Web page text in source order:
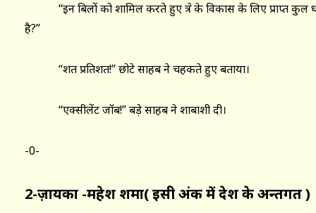
‘‘इन बिलों को शामिल करते हुए क्षेत्र के विकास के लिए प्राप्त कुल
है?’’
‘‘शत प्रतिशत!’’ छोटे साहब ने चहकते हुए बताया।
‘‘एक्सीलेंट जॉब!’’ बड़े साहब ने शाबाशी दी।
-0-
2-ज़ायका -महेश शर्मा( इसी अंक में देश के अन्तर्गत )